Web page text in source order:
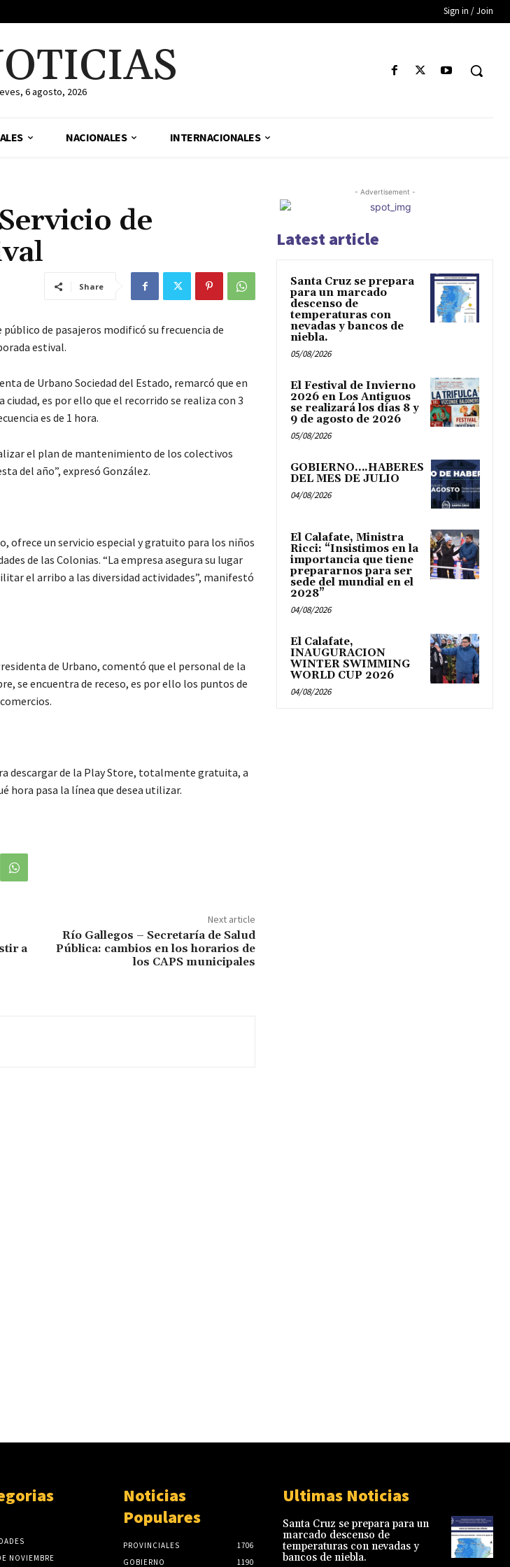
Sign in / Join
6 agosto, 2026
NACIONALES INTERNACIONALES
de
Share
de pasajeros modificó su frecuencia de
estival.
de Urbano Sociedad del Estado, remarcó que en
es por ello que el recorrido se realiza con 3
es de 1 hora.
el plan de mantenimiento de los colectivos
del año”, expresó González.
ofrece un servicio especial y gratuito para los niños
de las Colonias. “La empresa asegura su lugar
el arribo a las diversidad actividades”, manifestó
de Urbano, comentó que el personal de la
se encuentra de receso, es por ello los puntos de
descargar de la Play Store, totalmente gratuita, a
hora pasa la línea que desea utilizar.
a
Next article
Río Gallegos – Secretaría de Salud
Pública: cambios en los horarios de
los CAPS municipales
- Advertisement -
Latest article
Santa Cruz se prepara
para un marcado
descenso de
temperaturas con
nevadas y bancos de
niebla.
05/08/2026
El Festival de Invierno
2026 en Los Antiguos
se realizará los días 8 y
9 de agosto de 2026
05/08/2026
GOBIERNO….HABERES
DEL MES DE JULIO
04/08/2026
El Calafate, Ministra
Ricci: “Insistimos en la
importancia que tiene
prepararnos para ser
sede del mundial en el
2028”
04/08/2026
El Calafate,
INAUGURACION
WINTER SWIMMING
WORLD CUP 2026
04/08/2026
NOVIEMBRE
Noticias
Populares
PROVINCIALES
1706
GOBIERNO
1190
Ultimas Noticias
Santa Cruz se prepara para un
marcado descenso de
temperaturas con nevadas y
bancos de niebla.